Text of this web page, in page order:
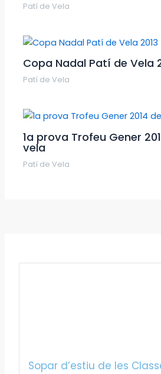
Patí de Vela
Copa Nadal Patí de Vela
Patí de Vela
1a prova Trofeu Gener
vela
Patí de Vela
Sopar d’estiu de les